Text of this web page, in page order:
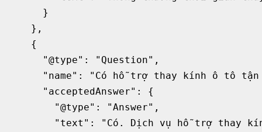
      }
    },
    {
      "@type": "Question",
"name": "Có hỗ trợ thay kính ô tô
      "acceptedAnswer": {
        "@type": "Answer",
"text": "Có. Dịch vụ hỗ trợ thay